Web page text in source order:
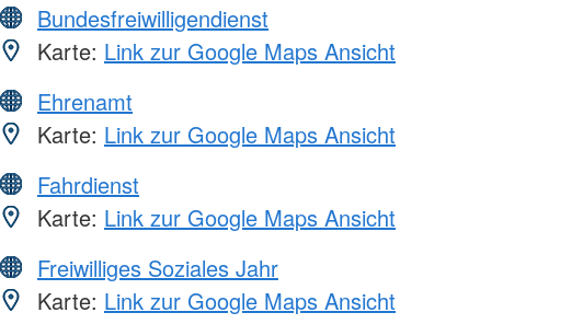
Bundesfreiwilligendienst
Karte: Link zur Google Maps Ansicht
Ehrenamt
Karte: Link zur Google Maps Ansicht
Fahrdienst
Karte: Link zur Google Maps Ansicht
Freiwilliges Soziales Jahr
Karte: Link zur Google Maps Ansicht